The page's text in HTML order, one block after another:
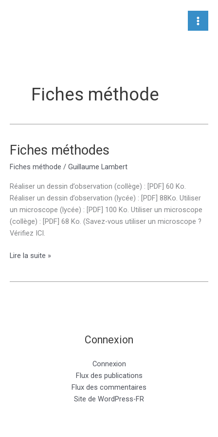
Fiches méthode
Fiches méthodes
Fiches méthode / Guillaume Lambert
Réaliser un dessin d’observation (collège) : [PDF] 60 Ko.
Réaliser un dessin d’observation (lycée) : [PDF] 88Ko. Utiliser
un microscope (lycée) : [PDF] 100 Ko. Utiliser un microscope
(collège) : [PDF] 68 Ko. (Savez-vous utiliser un microscope ?
Vérifiez ICI.
Fiches
Lire la suite »
Connexion
Connexion
Flux des publications
Flux des commentaires
Site de WordPress-FR